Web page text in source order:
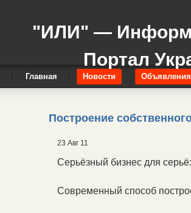
"ИЛИ" —
Портал
Главная Новости Объявления
Построение
23 Авг 11
Серьёзный бизнес для
Современный способ